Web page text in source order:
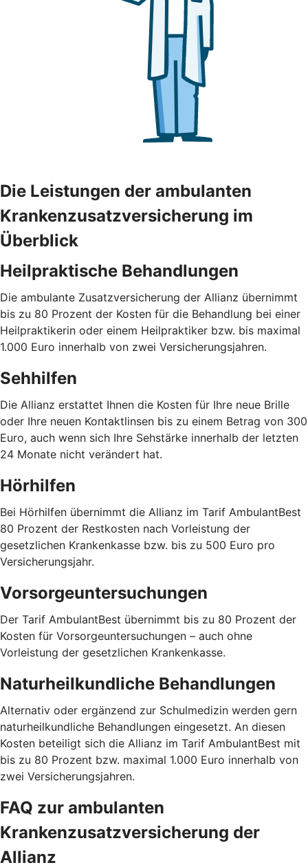
Die Leistungen der ambulanten
Krankenzusatzversicherung im
Überblick
Heilpraktische Behandlungen
Die ambulante Zusatzversicherung der Allianz übernimmt
bis zu 80 Prozent der Kosten für die Behandlung bei einer
Heilpraktikerin oder einem Heilpraktiker bzw. bis maximal
1.000 Euro innerhalb von zwei Versicherungsjahren.
Sehhilfen
Die Allianz erstattet Ihnen die Kosten für Ihre neue Brille
oder Ihre neuen Kontaktlinsen bis zu einem Betrag von 300
Euro, auch wenn sich Ihre Sehstärke innerhalb der letzten
24 Monate nicht verändert hat.
Hörhilfen
Bei Hörhilfen übernimmt die Allianz im Tarif AmbulantBest
80 Prozent der Restkosten nach Vorleistung der
gesetzlichen Krankenkasse bzw. bis zu 500 Euro pro
Versicherungsjahr.
Vorsorgeuntersuchungen
Der Tarif AmbulantBest übernimmt bis zu 80 Prozent der
Kosten für Vorsorgeuntersuchungen – auch ohne
Vorleistung der gesetzlichen Krankenkasse.
Naturheilkundliche Behandlungen
Alternativ oder ergänzend zur Schulmedizin werden gern
naturheilkundliche Behandlungen eingesetzt. An diesen
Kosten beteiligt sich die Allianz im Tarif AmbulantBest mit
bis zu 80 Prozent bzw. maximal 1.000 Euro innerhalb von
zwei Versicherungsjahren.
FAQ zur ambulanten
Krankenzusatzversicherung der
Allianz